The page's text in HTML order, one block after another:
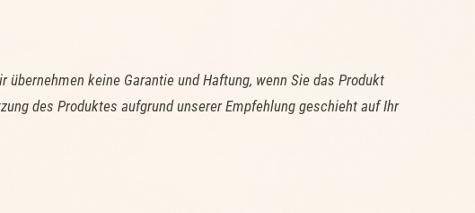
keine Garantie und Haftung, wenn Sie das Produkt
des Produktes aufgrund unserer Empfehlung geschieht auf Ihr